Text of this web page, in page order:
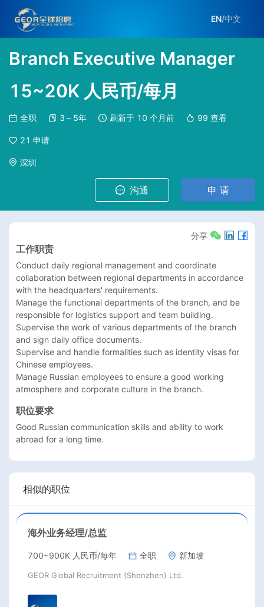
EN/中文
Branch Executive Manager
15~20K 人民币/每月
全职 3～5年 刷新于 10 个月前 99 查看
21 申请
深圳
沟通 申 请
分享
工作职责
Conduct daily regional management and coordinate
collaboration between regional departments in accordance
with the headquarters' requirements.
Manage the functional departments of the branch, and be
responsible for logistics support and team building.
Supervise the work of various departments of the branch
and sign daily office documents.
Supervise and handle formalities such as identity visas for
Chinese employees.
Manage Russian employees to ensure a good working
atmosphere and corporate culture in the branch.
职位要求
Good Russian communication skills and ability to work
相似的职位
海外业务经理/总监
700~900K 人民币/每年 全职 新加坡
GEOR Global Recruitment (Shenzhen) Ltd.